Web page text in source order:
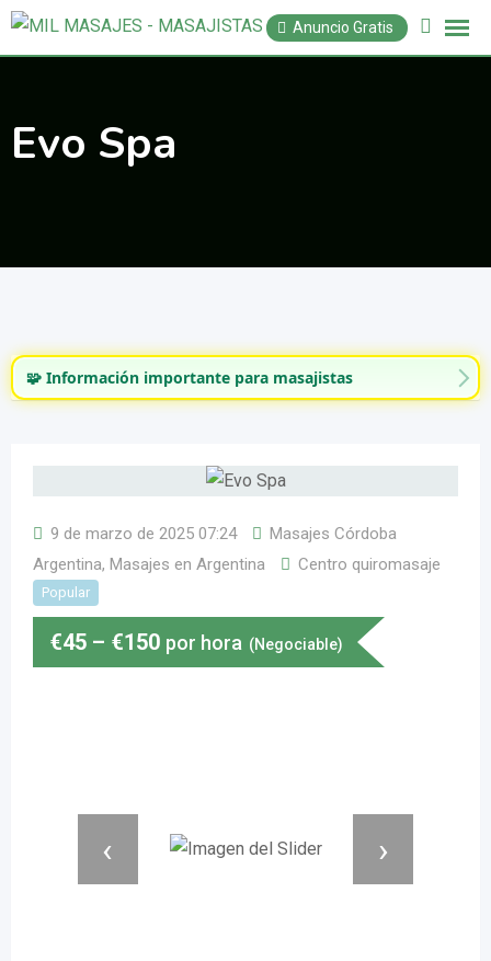
Saltar
Anuncio Gratis
Evo Spa
🧩 Información importante para masajistas
9 de marzo de 2025 07:24
Masajes Córdoba
Argentina, Masajes en Argentina Centro quiromasaje
Popular
€45 – €150 por hora (Negociable)
‹ ›